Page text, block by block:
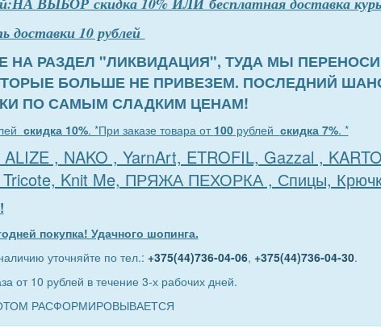
доставки 10 рублей
НА РАЗДЕЛ "ЛИКВИДАЦИЯ", ТУДА МЫ
БОЛЬШЕ НЕ ПРИВЕЗЕМ. ПОСЛЕДНИЙ
ПО САМЫМ СЛАДКИМ ЦЕНАМ!
скидка 10%. *При заказе товара от 100рублей скидка 7%. *
ALIZE , NAKO , YarnArt, ETROFIL, Gazzal ,
Tricote, Knit Me, ПРЯЖА ПЕХОРКА , Спицы,
покупка! Удачного шопинга.
уточняйте по тел.: +375(44)736-04-06, +375(44)736-04-30.
от 10 рублей в течение 3-х рабочих дней.
РАСФОРМИРОВЫВАЕТСЯ